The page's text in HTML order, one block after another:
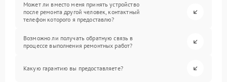
Может ли вместо меня принять устройство
после ремонта другой человек, контактный
телефон которого я предоставлю?
Возможно ли получать обратную связь в
процессе выполнения ремонтных работ?
Какую гарантию вы предоставляете?